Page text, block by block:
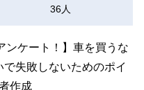
36人
ケート！】車を買うな
失敗しないためのポイ
作成